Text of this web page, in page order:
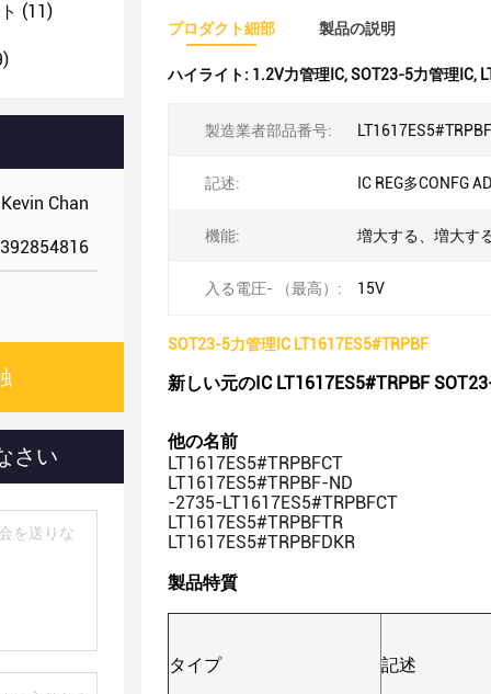
(11)
Chan
さい
プロダクト細部 製品の説明
ハイライト: 1.2V力管理IC,SOT23-5力管理IC,
製造業者部品番号: LT1617ES5#TRPBF
記述: IC REG多CONFG
機能: 増大する、増大す
入る電圧- （最高）: 15V
SOT23-5力管理IC LT1617ES5#TRPBF
新しい元のIC LT1617ES5#TRPBF
他の名前
LT1617ES5#TRPBFCT
LT1617ES5#TRPBF-ND
-2735-LT1617ES5#TRPBFCT
LT1617ES5#TRPBFTR
LT1617ES5#TRPBFDKR
製品特質
タイプ 記述